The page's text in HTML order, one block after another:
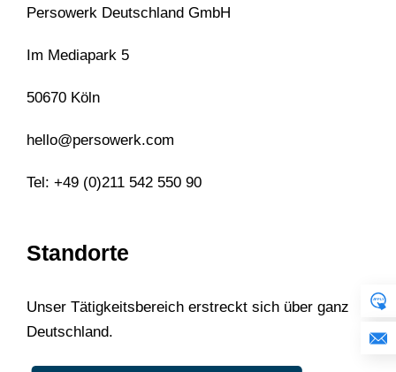
Persowerk Deutschland GmbH
Im Mediapark 5
50670 Köln
hello@persowerk.com
Tel: +49 (0)211 542 550 90
Standorte
Unser Tätigkeitsbereich erstreckt sich über ganz
Deutschland.